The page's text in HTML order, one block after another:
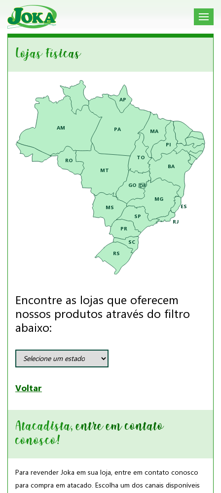
Lojas Físicas
TO
BA
PI
MA
AP
PA
AM
RO
MT
MS
GO
PR
SC
RS
SP
MG
RJ
ES
DF
Encontre as lojas que oferecem
nossos produtos através do filtro
abaixo:
Voltar
Atacadista, entre em contato
conosco!
Para revender Joka em sua loja, entre em contato conosco
para compra em atacado. Escolha um dos canais disponíveis